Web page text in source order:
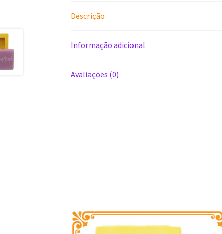
Descrição
Informação adicional
Avaliações (0)